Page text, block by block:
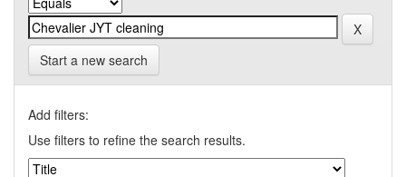
Start a new search
Add filters:
Use filters to refine the search results.